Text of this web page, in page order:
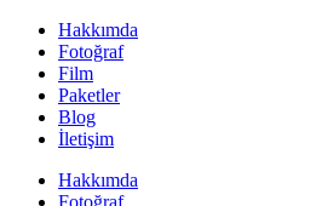
Hakkımda
Fotoğraf
Film
Paketler
Blog
İletişim
Hakkımda
Fotoğraf